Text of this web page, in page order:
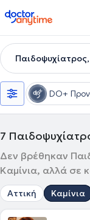
doctoranytime
DO+
7
Δεν βρέθηκαν
Καμίνια, αλλά σε
Αττική Καμίνια